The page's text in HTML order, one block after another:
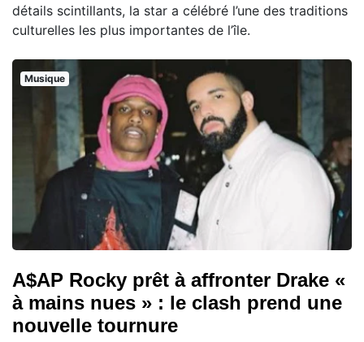
détails scintillants, la star a célébré l’une des traditions
culturelles les plus importantes de l’île.
Musique
A$AP Rocky prêt à affronter Drake «
à mains nues » : le clash prend une
nouvelle tournure